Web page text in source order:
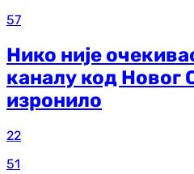
57
Нико није
каналу код Новог
изронило
22
51